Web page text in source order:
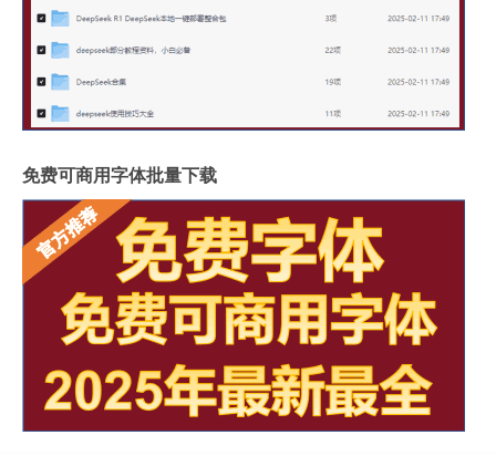
免费可商用字体批量下载